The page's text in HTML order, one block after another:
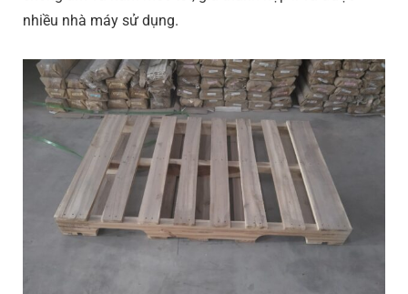
nhiều nhà máy sử dụng.